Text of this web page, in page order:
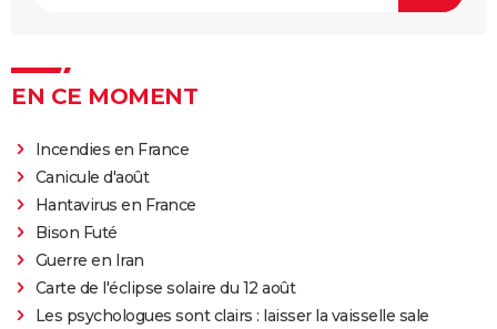
La Grande Vadrouille : Louis de Funès s'est entraîné
pourtant que quelques minutes
Le diable s'habille en Prada 2 : le film aura-t-il droit à
Barbie : même Ryan Gosling était "déçu", les
nominations aux Oscars ont provoqué un tollé
Kaamelott, premier volet : quand sort la suite du film
au cinéma ?
EN CE MOMENT
Incendies en France
Canicule d'août
Hantavirus en France
Bison Futé
Guerre en Iran
Carte de l'éclipse solaire du 12 août
Les psychologues sont clairs : laisser la vaisselle sale